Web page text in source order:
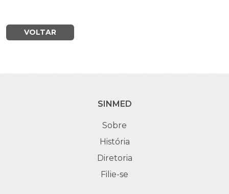
VOLTAR
SINMED
Sobre
História
Diretoria
Filie-se